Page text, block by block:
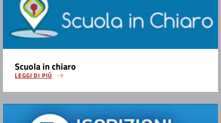
Scuola in chiaro
LEGGI DI PIÙ